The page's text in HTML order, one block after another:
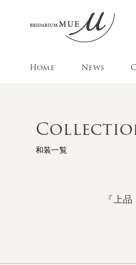
Home News
和装一覧
『上